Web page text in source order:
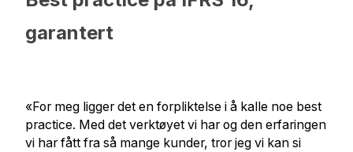
garantert
«For meg ligger det en forpliktelse i å kalle noe best
practice. Med det verktøyet vi har og den erfaringen
vi har fått fra så mange kunder, tror jeg vi kan si